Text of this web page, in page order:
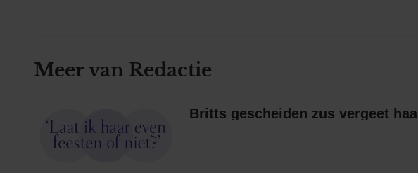
Meer van Redactie
Britts gescheiden zus